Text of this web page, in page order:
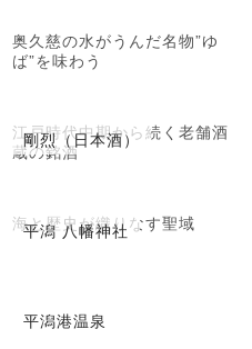
奥久慈の水がうんだ名物”ゆ
ば”を味わう
剛烈（日本酒）
江戸時代中期から続く老舗酒
蔵の銘酒
平潟 八幡神社
海と歴史が織りなす聖域
平潟港温泉